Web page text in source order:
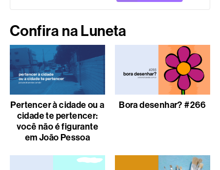
Confira na Luneta
Pertencer à cidade ou a
cidade te pertencer:
você não é figurante
em João Pessoa
Bora desenhar? #266